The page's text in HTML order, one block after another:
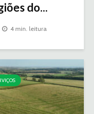
do...
4 min. leitura